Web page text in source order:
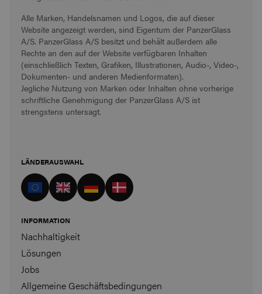
Alle Marken, Handelsnamen und Logos, die auf dieser
Website angezeigt werden, sind Eigentum der PanzerGlass
A/S. PanzerGlass A/S besitzt und behält außerdem alle
Rechte an den auf der Website verfügbaren Inhalten
(einschließlich Texten, Grafiken, Illustrationen, Audio-, Video-,
Dokumenten- und anderen Medienformaten).
Jegliche Nutzung von Marken oder Inhalten ohne vorherige
schriftliche Genehmigung der PanzerGlass A/S ist
strengstens untersagt.
LÄNDERAUSWAHL
INFORMATION
Nachhaltigkeit
Lösungen
Jobs
Allgemeine Geschäftsbedingungen